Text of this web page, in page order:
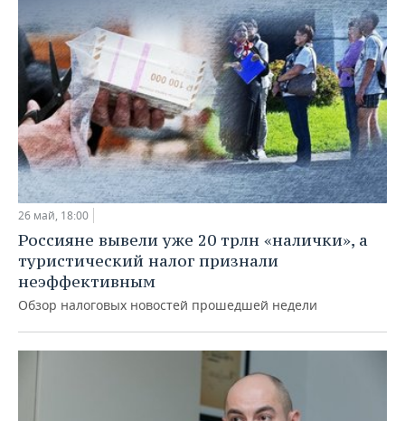
26 май, 18:00
Россияне вывели уже 20 трлн «налички», а
туристический налог признали
неэффективным
Обзор налоговых новостей прошедшей недели